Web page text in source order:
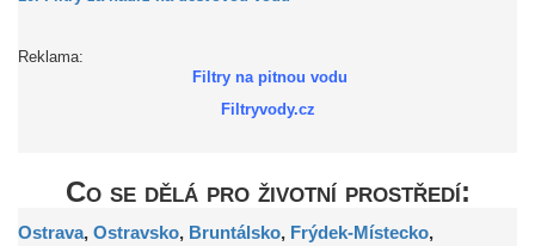
Reklama:
Filtry na pitnou vodu
Filtryvody.cz
Co se dělá pro životní prostředí:
Ostrava, Ostravsko, Bruntálsko, Frýdek-Místecko,